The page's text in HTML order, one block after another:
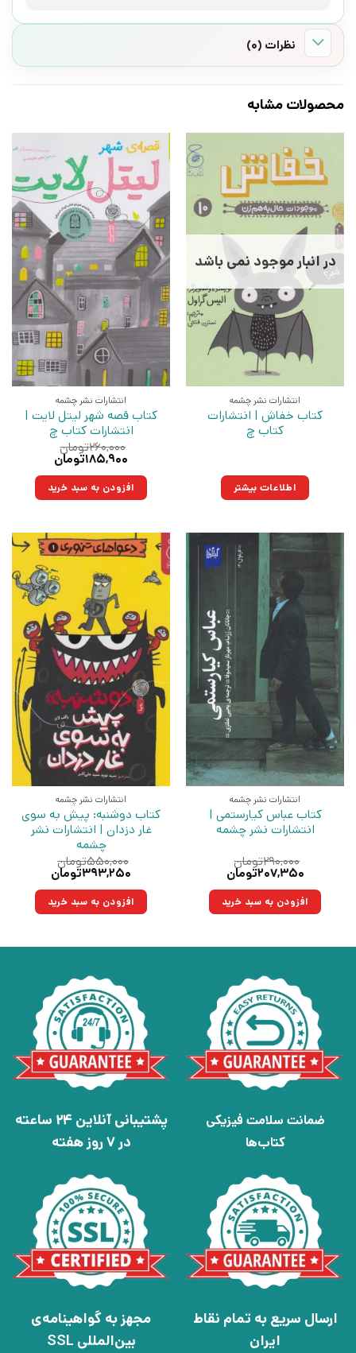
نظرات (0)
محصولات مشابه
در انبار موجود نمی باشد
انتشارات نشر چشمه
کتاب خفاش | انتشارات
کتاب چ
اطلاعات بیشتر
انتشارات نشر چشمه
کتاب قصه شهر لیتل لایت |
انتشارات کتاب چ
۲۶۰,۰۰۰تومان
قیمت
۲۶۰,۰۰۰تومان
بود.
۱۸۵,۹۰۰تومان
۱۸۵,۹۰۰تومان.افزودن به سبد خرید
انتشارات نشر چشمه
کتاب عباس کیارستمی |
انتشارات نشر چشمه
۲۹۰,۰۰۰تومان
قیمت
۲۹۰,۰۰۰تومان
بود.
۲۰۷,۳۵۰تومان
۲۰۷,۳۵۰تومان.افزودن به سبد خرید
انتشارات نشر چشمه
کتاب دوشنبه: پیش به سوی
غار دزدان | انتشارات نشر
چشمه
۵۵۰,۰۰۰تومان
قیمت
۵۵۰,۰۰۰تومان
بود.
۳۹۳,۲۵۰تومان
۳۹۳,۲۵۰تومان.افزودن به سبد خرید
ضمانت سلامت فیزیکی
کتاب‌ها
پشتیبانی آنلاین 24 ساعته
در 7 روز هفته
ارسال سریع به تمام نقاط
ایران
مجهز به گواهینامه‌ی
بین‌المللی SSL